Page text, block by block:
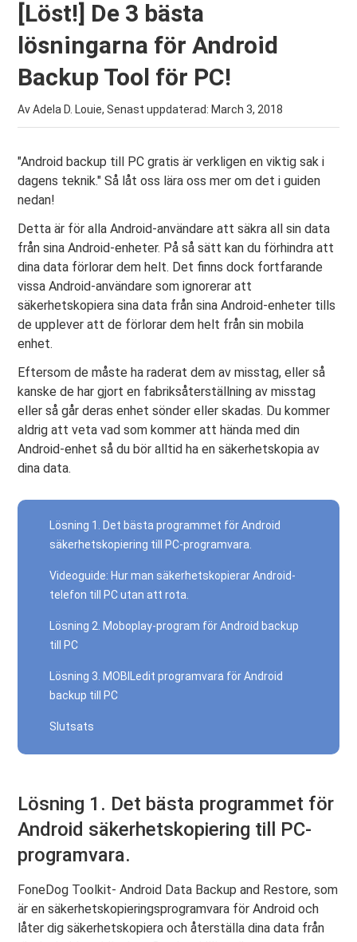
[Löst!] De 3 bästa
lösningarna för Android
Backup Tool för PC!
Av Adela D. Louie, Senast uppdaterad: March 3, 2018
"Android backup till PC gratis är verkligen en viktig sak i
dagens teknik." Så låt oss lära oss mer om det i guiden
nedan!
Detta är för alla Android-användare att säkra all sin data
från sina Android-enheter. På så sätt kan du förhindra att
dina data förlorar dem helt. Det finns dock fortfarande
vissa Android-användare som ignorerar att
säkerhetskopiera sina data från sina Android-enheter tills
de upplever att de förlorar dem helt från sin mobila
enhet.
Eftersom de måste ha raderat dem av misstag, eller så
kanske de har gjort en fabriksåterställning av misstag
eller så går deras enhet sönder eller skadas. Du kommer
aldrig att veta vad som kommer att hända med din
Android-enhet så du bör alltid ha en säkerhetskopia av
dina data.
Lösning 1. Det bästa programmet för Android
säkerhetskopiering till PC-programvara.
Videoguide: Hur man säkerhetskopierar Android-
telefon till PC utan att rota.
Lösning 2. Moboplay-program för Android backup
till PC
Lösning 3. MOBILedit programvara för Android
backup till PC
Slutsats
Lösning 1. Det bästa programmet för
Android säkerhetskopiering till PC-
programvara.
FoneDog Toolkit- Android Data Backup and Restore, som
är en säkerhetskopieringsprogramvara för Android och
låter dig säkerhetskopiera och återställa dina data från